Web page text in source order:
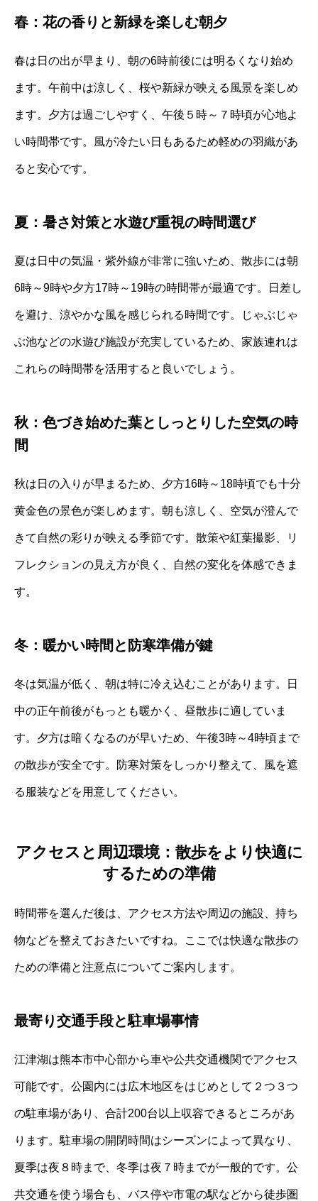
春：花の香りと新緑を楽しむ朝夕
春は日の出が早まり、朝の6時前後には明るくなり始め
ます。午前中は涼しく、桜や新緑が映える風景を楽しめ
ます。夕方は過ごしやすく、午後５時～７時頃が心地よ
い時間帯です。風が冷たい日もあるため軽めの羽織があ
ると安心です。
夏：暑さ対策と水遊び重視の時間選び
夏は日中の気温・紫外線が非常に強いため、散歩には朝
6時～9時や夕方17時～19時の時間帯が最適です。日差し
を避け、涼やかな風を感じられる時間です。じゃぶじゃ
ぶ池などの水遊び施設が充実しているため、家族連れは
これらの時間帯を活用すると良いでしょう。
秋：色づき始めた葉としっとりした空気の時
間
秋は日の入りが早まるため、夕方16時～18時頃でも十分
黄金色の景色が楽しめます。朝も涼しく、空気が澄んで
きて自然の彩りが映える季節です。散策や紅葉撮影、リ
フレクションの見え方が良く、自然の変化を体感できま
す。
冬：暖かい時間と防寒準備が鍵
冬は気温が低く、朝は特に冷え込むことがあります。日
中の正午前後がもっとも暖かく、昼散歩に適していま
す。夕方は暗くなるのが早いため、午後3時～4時頃まで
の散歩が安全です。防寒対策をしっかり整えて、風を遮
る服装などを用意してください。
アクセスと周辺環境：散歩をより快適に
するための準備
時間帯を選んだ後は、アクセス方法や周辺の施設、持ち
物などを整えておきたいですね。ここでは快適な散歩の
ための準備と注意点についてご案内します。
最寄り交通手段と駐車場事情
江津湖は熊本市中心部から車や公共交通機関でアクセス
可能です。公園内には広木地区をはじめとして２つ３つ
の駐車場があり、合計200台以上収容できるところがあ
ります。駐車場の開閉時間はシーズンによって異なり、
夏季は夜８時まで、冬季は夜７時までが一般的です。公
共交通を使う場合も、バス停や市電の駅などから徒歩圏